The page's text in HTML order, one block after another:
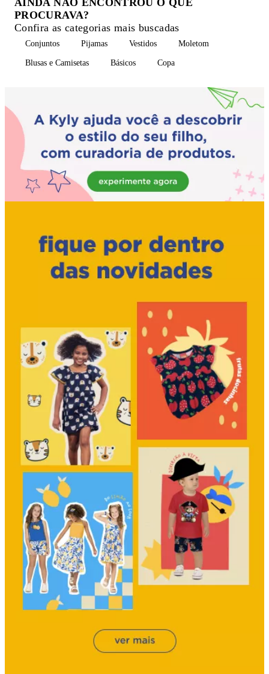
PROCURAVA?
Confira as categorias mais buscadas
Conjuntos Pijamas Vestidos Moletom
Blusas e Camisetas Básicos Copa